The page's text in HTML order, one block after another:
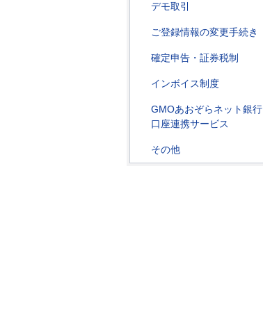
デモ取引
ご登録情報の変更手続き
確定申告・証券税制
インボイス制度
GMOあおぞらネット銀行
口座連携サービス
その他